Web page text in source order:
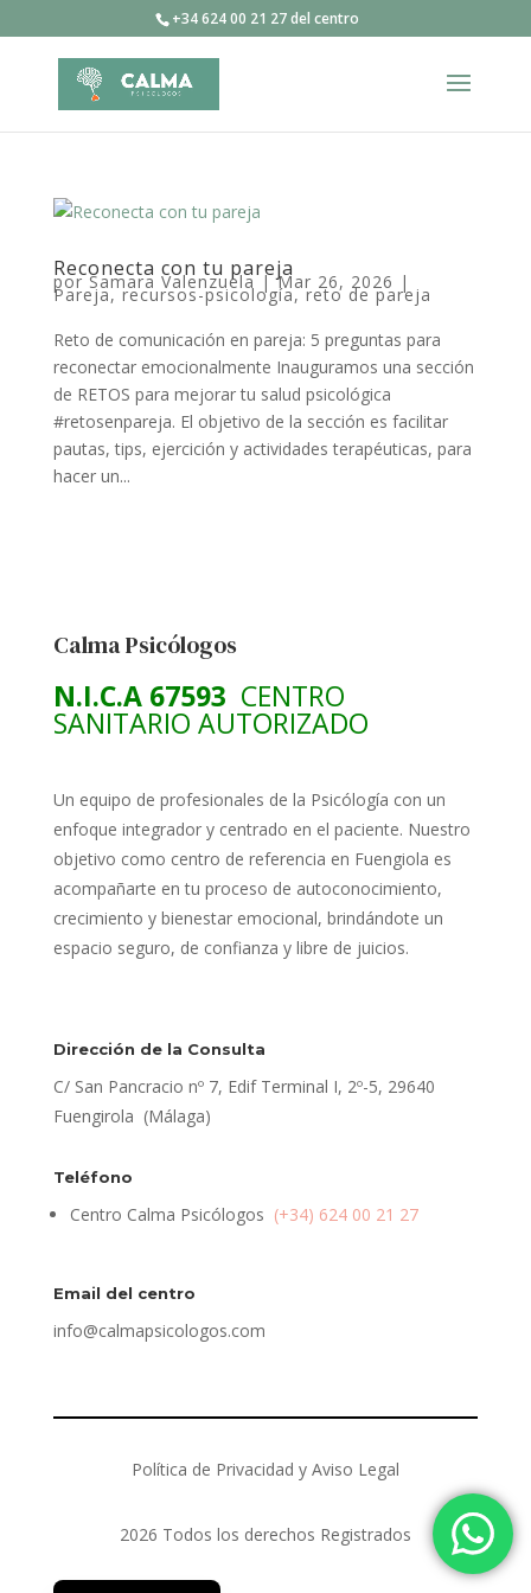
+34 624 00 21 27 del centro
Reconecta con tu pareja
porSamara Valenzuela|Mar 26, 2026 |
Pareja,recursos-psicología,reto de pareja
Reto de comunicación en pareja: 5 preguntas para
reconectar emocionalmente Inauguramos una sección
de RETOS para mejorar tu salud psicológica
#retosenpareja. El objetivo de la sección es facilitar
pautas, tips, ejercición y actividades terapéuticas, para
hacer un...
Calma Psicólogos
N.I.C.A 67593 CENTRO
SANITARIO AUTORIZADO
Un equipo de profesionales de la Psicólogía con un
enfoque integrador y centrado en el paciente. Nuestro
objetivo como centro de referencia en Fuengiola es
acompañarte en tu proceso de autoconocimiento,
crecimiento y bienestar emocional, brindándote un
espacio seguro, de confianza y libre de juicios.
Dirección de la Consulta
C/ San Pancracio nº 7, Edif Terminal I, 2º-5, 29640
Fuengirola (Málaga)
Teléfono
Centro Calma Psicólogos (+34) 624 00 21 27
Email del centro
info@calmapsicologos.com
Política de Privacidad y Aviso Legal
2026 Todos los derechos Registrados